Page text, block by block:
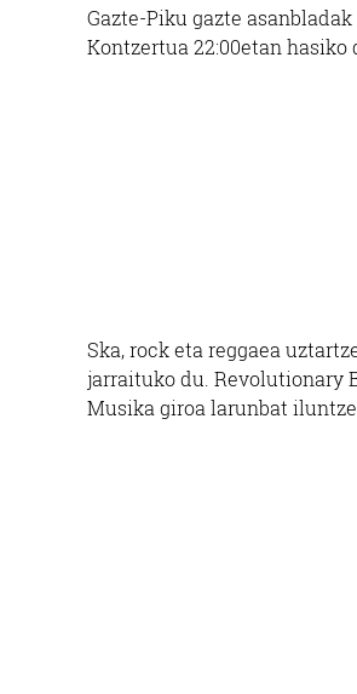
Gazte-Piku gazte
Kontzertua 22:00etan hasiko
Ska, rock eta reggaea
jarraituko du. Revolutionary
Musika giroa larunbat